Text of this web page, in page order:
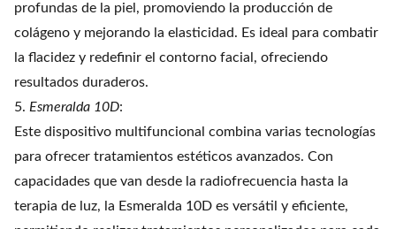
profundas de la piel, promoviendo la producción de
colágeno y mejorando la elasticidad. Es ideal para combatir
la flacidez y redefinir el contorno facial, ofreciendo
resultados duraderos.
5. Esmeralda 10D:
Este dispositivo multifuncional combina varias tecnologías
para ofrecer tratamientos estéticos avanzados. Con
capacidades que van desde la radiofrecuencia hasta la
terapia de luz, la Esmeralda 10D es versátil y eficiente,